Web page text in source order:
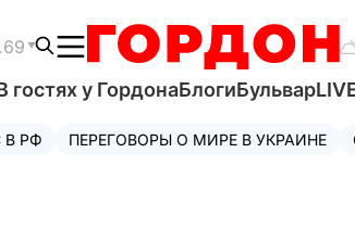
гостях у ГордонаБлогиБульвар
В РФ ПЕРЕГОВОРЫ О МИРЕ В УКРАИНЕ